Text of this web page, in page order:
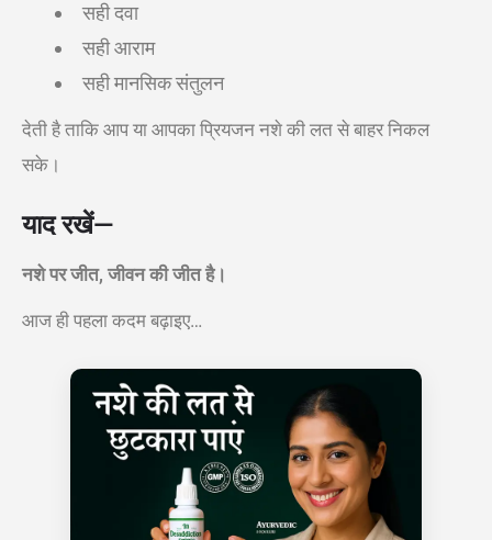
सही दवा
सही आराम
सही मानसिक संतुलन
देती है ताकि आप या आपका प्रियजन नशे की लत से बाहर निकल
सके।
याद रखें—
नशे पर जीत, जीवन की जीत है।
आज ही पहला कदम बढ़ाइए…